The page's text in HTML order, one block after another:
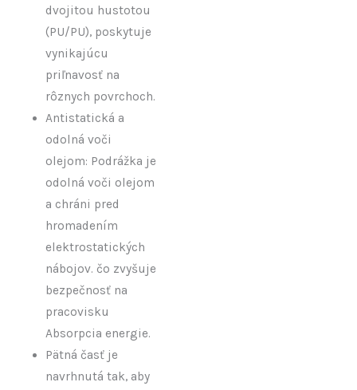
dvojitou hustotou
(PU/PU), poskytuje
vynikajúcu
priľnavosť na
rôznych povrchoch.
Antistatická a
odolná voči
olejom: Podrážka je
odolná voči olejom
a chráni pred
hromadením
elektrostatických
nábojov. čo zvyšuje
bezpečnosť na
pracovisku
Absorpcia energie.
Pätná časť je
navrhnutá tak, aby